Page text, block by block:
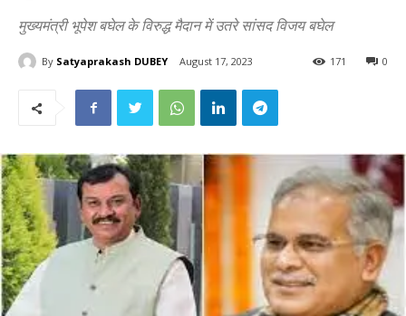
मुख्यमंत्री भूपेश बघेल के विरुद्ध मैदान में उतरे सांसद विजय बघेल
By Satyaprakash DUBEY August 17, 2023 0
171